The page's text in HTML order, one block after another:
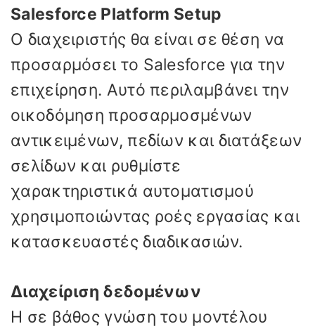
Salesforce Platform Setup
Ο διαχειριστής θα είναι σε θέση να
προσαρμόσει το Salesforce για την
επιχείρηση. Αυτό περιλαμβάνει την
οικοδόμηση προσαρμοσμένων
αντικειμένων, πεδίων και διατάξεων
σελίδων και ρυθμίστε
χαρακτηριστικά αυτοματισμού
χρησιμοποιώντας ροές εργασίας και
κατασκευαστές διαδικασιών.
Διαχείριση δεδομένων
Η σε βάθος γνώση του μοντέλου